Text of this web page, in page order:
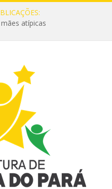
atípicas